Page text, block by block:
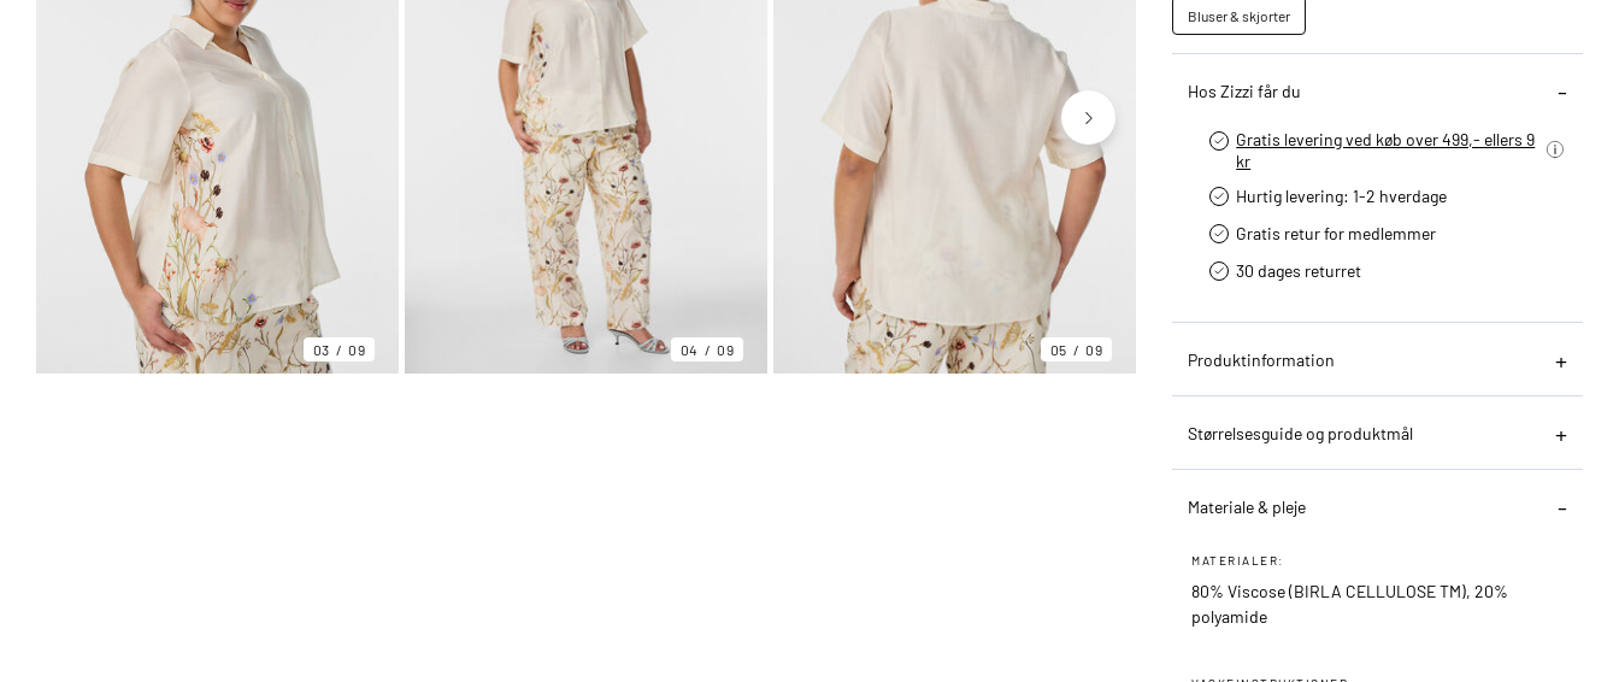
03 09 04 09 05 09
Bluser & skjorter
Hos Zizzi får du
Gratis levering ved køb over 499,- ellers 9
kr
Hurtig levering­: 1-2 hverdage
Gratis retur for medlemmer
30 dages returret
Produktinformation
Størrelsesguide og produktmål
Materiale & pleje
MATERIALER:
80% Viscose (BIRLA CELLULOSE TM), 20%
polyamide